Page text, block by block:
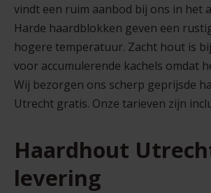
vindt een ruim aanbod bij ons in het
Harde haardblokken geven een
hogere temperatuur. Zacht hout is
voor accumulerende kachels omdat
Wij bezorgen ons scherp geprijsde
Utrecht gratis. Onze tarieven zijn
Haardhout
levering